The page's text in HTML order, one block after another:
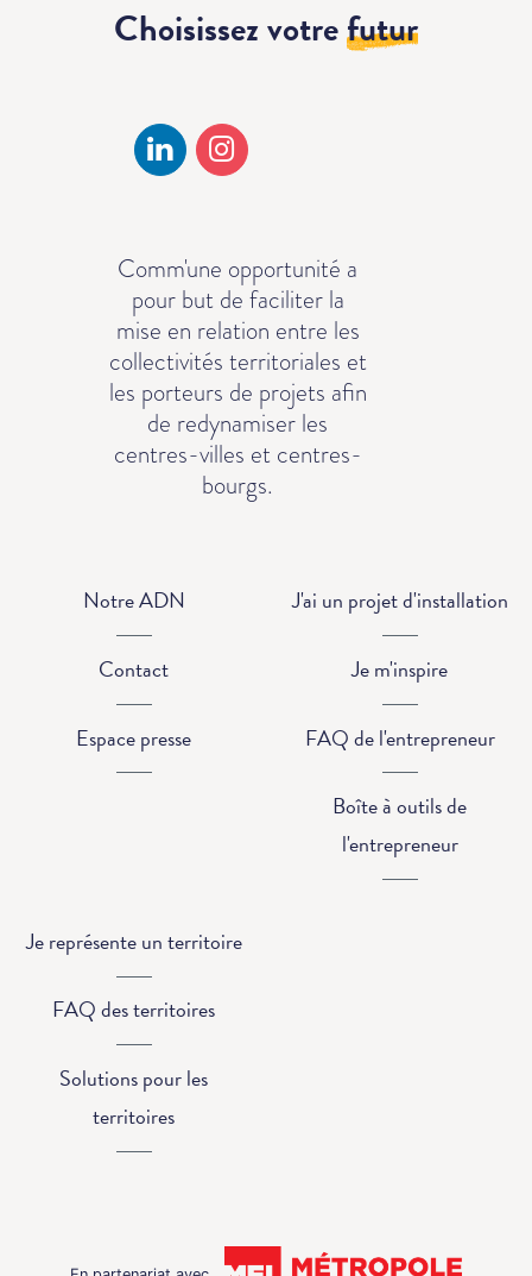
Choisissez votrefutur
Comm'une opportunité a
pour but de faciliter la
mise en relation entre les
collectivités territoriales et
les porteurs de projets afin
de redynamiser les
centres-villes et centres-
bourgs.
Notre ADN
Contact
Espace presse
J'ai un projet d'installation
Je m'inspire
FAQ de l'entrepreneur
Boîte à outils de
l'entrepreneur
Je représente un territoire
FAQ des territoires
Solutions pour les
territoires